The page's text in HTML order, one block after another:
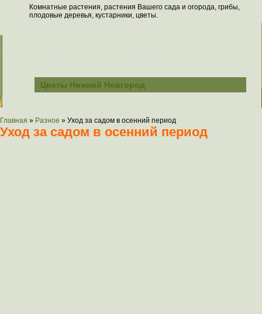
Комнатные растения, растения Вашего сада и огорода, грибы,
плодовые деревья, кустарники, цветы.
Цветы Нижний Новгород
Главная » Разное » Уход за садом в осенний период
Уход за садом в осенний период